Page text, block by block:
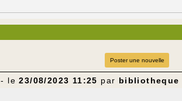
Poster une nouvelle
- le23/08/2023 11:25 par bibliotheque